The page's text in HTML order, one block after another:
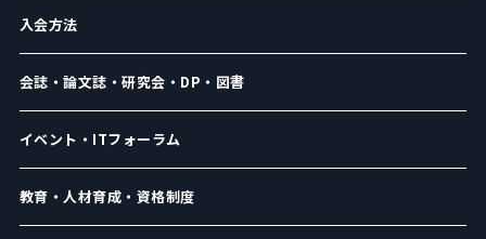
入会方法
会誌・論文誌・研究会・DP・図書
イベント・ITフォーラム
教育・人材育成・資格制度